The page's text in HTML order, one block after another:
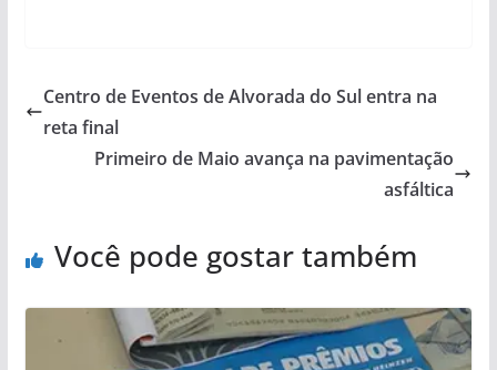
Centro de Eventos de Alvorada do Sul entra na
reta final
Primeiro de Maio avança na pavimentação
asfáltica
Você pode gostar também